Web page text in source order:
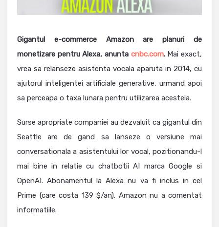
Gigantul e-commerce Amazon are planuri de
monetizare pentru Alexa, anunta cnbc.com.Mai exact,
vrea sa relanseze asistenta vocala aparuta in 2014, cu
ajutorul inteligentei artificiale generative, urmand apoi
sa perceapa o taxa lunara pentru utilizarea acesteia.
Surse apropriate companiei au dezvaluit ca gigantul din
Seattle are de gand sa lanseze o versiune mai
conversationala a asistentului lor vocal, pozitionandu-l
mai bine in relatie cu chatbotii AI marca Google si
OpenAI. Abonamentul la Alexa nu va fi inclus in cel
Prime (care costa 139 $/an). Amazon nu a comentat
informatiile.